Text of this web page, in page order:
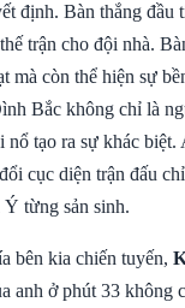
định. Bàn thắng
trận cho đội nhà.
mà còn thể hiện sự
Bắc không chỉ là
tạo ra sự khác
cục diện trận đấu
Ý từng sản sinh.
bên kia chiến tuyến,
anh ở phút 33